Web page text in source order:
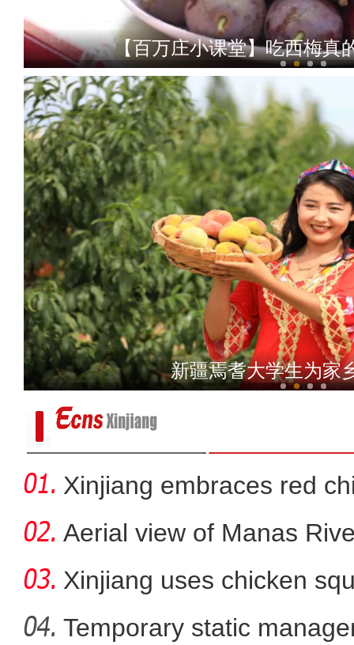
【百万庄小课堂】吃西梅真
乌鲁木齐：本次疫情病毒来
新疆焉耆大学生为家
Xinjiang embraces red
Aerial view of Manas
Xinjiang uses chicken
Temporary static